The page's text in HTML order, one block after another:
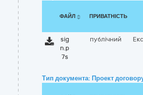
ФАЙЛ ПРИВАТНІСТЬ
sig
n.p
7s
публічний
Тип документа: Проект